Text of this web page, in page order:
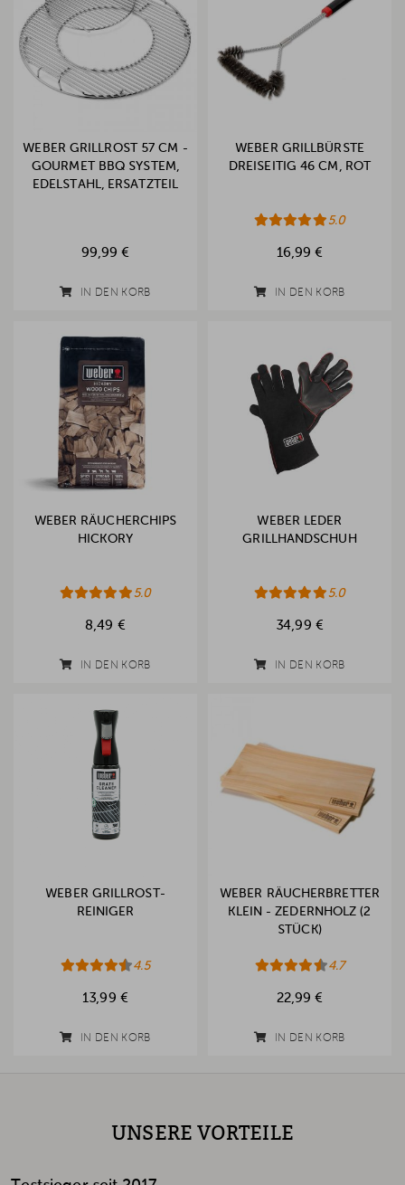
WEBER GRILLROST 57 CM -
GOURMET BBQ SYSTEM,
EDELSTAHL, ERSATZTEIL
99,99 €
IN DEN KORB
WEBER GRILLBÜRSTE
DREISEITIG 46 CM, ROT
5.0
16,99 €
IN DEN KORB
WEBER RÄUCHERCHIPS
HICKORY
5.0
8,49 €
IN DEN KORB
WEBER LEDER
GRILLHANDSCHUH
5.0
34,99 €
IN DEN KORB
WEBER GRILLROST-
REINIGER
4.5
13,99 €
IN DEN KORB
WEBER RÄUCHERBRETTER
KLEIN - ZEDERNHOLZ (2
STÜCK)
4.7
22,99 €
IN DEN KORB
UNSERE VORTEILE